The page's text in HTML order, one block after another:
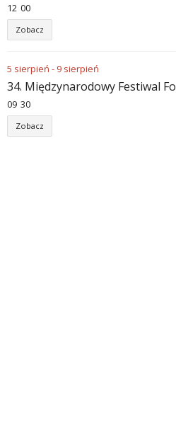
12 00
Zobacz
5 sierpień - 9 sierpień
34. Międzynarodowy Festiwal
09 30
Zobacz